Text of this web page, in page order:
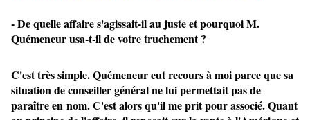
- De quelle affaire s'agissait-il au juste et pourquoi M.
Quémeneur usa-t-il de votre truchement ?
C'est très simple. Quémeneur eut recours à moi parce que sa
situation de conseiller général ne lui permettait pas de
paraître en nom. C'est alors qu'il me prit pour associé. Quant